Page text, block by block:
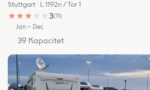
Stuttgart · L 1192n / Tor 1
★ ★ ★ ★ ★3(11)
Jan – Dec
39 Kapacitet